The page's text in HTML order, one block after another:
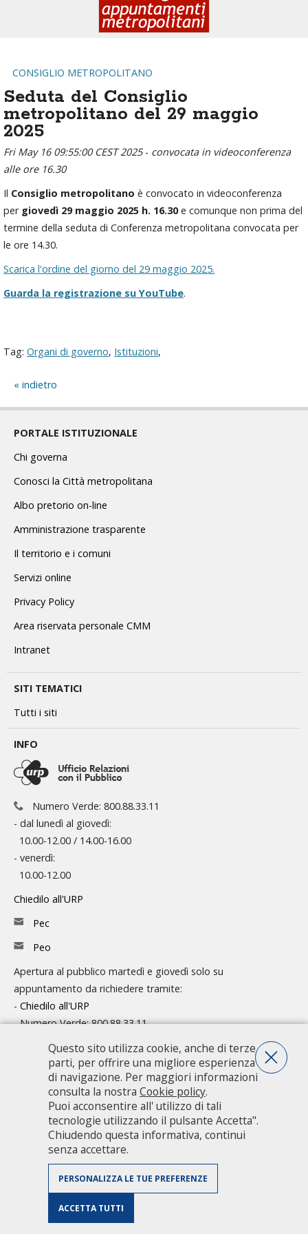
CONSIGLIO METROPOLITANO
Seduta del Consiglio
metropolitano del 29 maggio
2025
Fri May 16 09:55:00 CEST 2025- convocata in videoconferenza
alle ore 16.30
Il Consiglio metropolitano è convocato in videoconferenza
per giovedì 29 maggio 2025 h. 16.30e comunque non prima del
termine della seduta di Conferenza metropolitana convocata per
le ore 14.30.
Scarica l'ordine del giorno del 29 maggio 2025.
Guarda la registrazione su YouTube.
Tag: Organi di governo, Istituzioni,
indietro
PORTALE ISTITUZIONALE
Chi governa
Conosci la Città metropolitana
Albo pretorio on-line
Amministrazione trasparente
Il territorio e i comuni
Servizi online
Privacy Policy
Area riservata personale CMM
Intranet
SITI TEMATICI
Tutti i siti
INFO
Numero Verde: 800.88.33.11
- dal lunedì al giovedì:
10.00-12.00 / 14.00-16.00
- venerdì:
10.00-12.00
Chiedilo all'URP
Pec
Peo
Apertura al pubblico martedì e giovedì solo su
appuntamento da richiedere tramite:
- Chiedilo all'URP
- Numero Verde: 800.88.33.11
Consulta l'organigramma
Accedi agli atti
Guida pratica ai servizi e alla modulistica
Città metropolitana di Milano - Via Vivaio, 1 - 20122 Milano - centralino
02 7740.1 |PEC - Posta Elettronica Certificata
Elettronica Ordinaria| P.IVA 08911820960
Accessibilità|Dichiarazione di accessibilità|Obiettivi di accessibilità
Valuta il sito|Privacy Policy
Area riservata personale CMM
Questo sito utilizza cookie, anche di terze
parti, per offrire una migliore esperienza
di navigazione. Per maggiori informazioni
consulta la nostra Cookie policy.
Puoi acconsentire all' utilizzo di tali
tecnologie utilizzando il pulsante Accetta".
Chiudendo questa informativa, continui
senza accettare.
PERSONALIZZA LE TUE PREFERENZE
ACCETTA TUTTI